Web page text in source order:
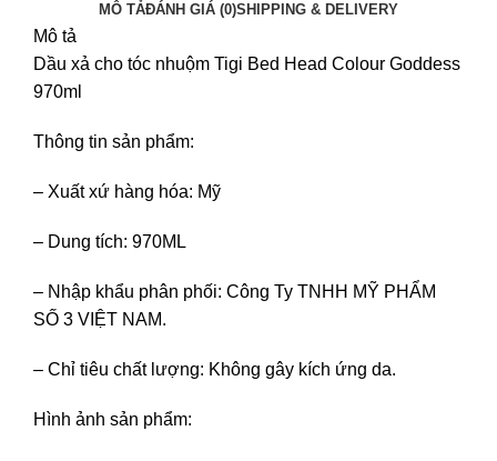
MÔ TẢĐÁNH GIÁ (0)SHIPPING & DELIVERY
Mô tả
Dầu xả cho tóc nhuộm Tigi Bed Head Colour Goddess
970ml
Thông tin sản phẩm:
– Xuất xứ hàng hóa: Mỹ
– Dung tích: 970ML
– Nhập khẩu phân phối: Công Ty TNHH MỸ PHẨM
SỐ 3 VIỆT NAM.
– Chỉ tiêu chất lượng: Không gây kích ứng da.
Hình ảnh sản phẩm: